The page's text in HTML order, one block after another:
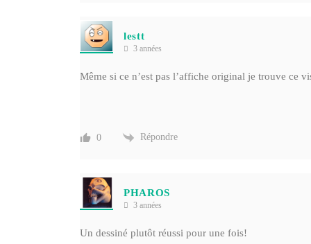
lestt
3 années
Même si ce n’est pas l’affiche original je trouve ce
0 Répondre
PHAROS
3 années
Un dessiné plutôt réussi pour une fois!